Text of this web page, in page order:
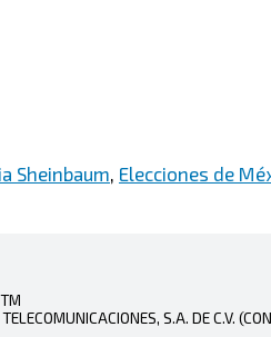
Sheinbaum, Elecciones de
S.A. DE C.V.